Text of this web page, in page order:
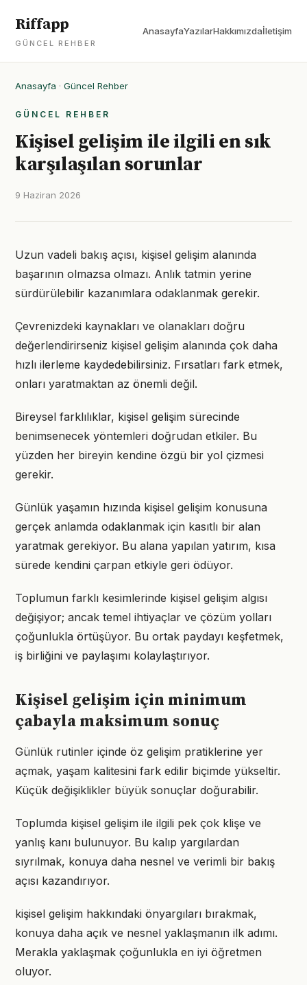
Riffapp
GÜNCEL REHBER
AnasayfaYazılarHakkımızdaİletişim
Anasayfa · Güncel Rehber
GÜNCEL REHBER
Kişisel gelişim ile ilgili en sık
karşılaşılan sorunlar
9 Haziran 2026
Uzun vadeli bakış açısı, kişisel gelişim alanında
başarının olmazsa olmazı. Anlık tatmin yerine
sürdürülebilir kazanımlara odaklanmak gerekir.
Çevrenizdeki kaynakları ve olanakları doğru
değerlendirirseniz kişisel gelişim alanında çok daha
hızlı ilerleme kaydedebilirsiniz. Fırsatları fark etmek,
onları yaratmaktan az önemli değil.
Bireysel farklılıklar, kişisel gelişim sürecinde
benimsenecek yöntemleri doğrudan etkiler. Bu
yüzden her bireyin kendine özgü bir yol çizmesi
gerekir.
Günlük yaşamın hızında kişisel gelişim konusuna
gerçek anlamda odaklanmak için kasıtlı bir alan
yaratmak gerekiyor. Bu alana yapılan yatırım, kısa
sürede kendini çarpan etkiyle geri ödüyor.
Toplumun farklı kesimlerinde kişisel gelişim algısı
değişiyor; ancak temel ihtiyaçlar ve çözüm yolları
çoğunlukla örtüşüyor. Bu ortak paydayı keşfetmek,
iş birliğini ve paylaşımı kolaylaştırıyor.
Kişisel gelişim için minimum
çabayla maksimum sonuç
Günlük rutinler içinde öz gelişim pratiklerine yer
açmak, yaşam kalitesini fark edilir biçimde yükseltir.
Küçük değişiklikler büyük sonuçlar doğurabilir.
Toplumda kişisel gelişim ile ilgili pek çok klişe ve
yanlış kanı bulunuyor. Bu kalıp yargılardan
sıyrılmak, konuya daha nesnel ve verimli bir bakış
açısı kazandırıyor.
kişisel gelişim hakkındaki önyargıları bırakmak,
konuya daha açık ve nesnel yaklaşmanın ilk adımı.
Merakla yaklaşmak çoğunlukla en iyi öğretmen
oluyor.